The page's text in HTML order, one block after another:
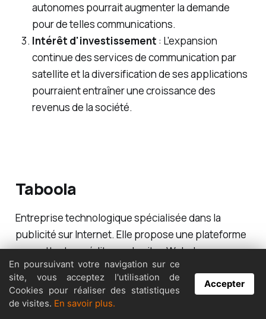
autonomes pourrait augmenter la demande
pour de telles communications.
Intérêt d'investissement : L'expansion
continue des services de communication par
satellite et la diversification de ses applications
pourraient entraîner une croissance des
revenus de la société.
Taboola
Entreprise technologique spécialisée dans la
publicité sur Internet. Elle propose une plateforme
permettant aux éditeurs de sites Web de
recommander du contenu sponsorisé et
personnalisé à leurs utilisateurs.
En poursuivant votre navigation sur ce
site, vous acceptez l'utilisation de
Cookies pour réaliser des statistiques
de visites. En savoir plus.
Accepter